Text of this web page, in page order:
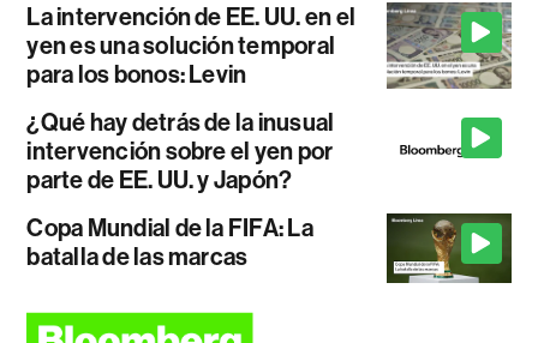
La intervención de EE. UU. en el
yen es una solución temporal
para los bonos: Levin
¿Qué hay detrás de la inusual
intervención sobre el yen por
parte de EE. UU. y Japón?
Copa Mundial de la FIFA: La
batalla de las marcas